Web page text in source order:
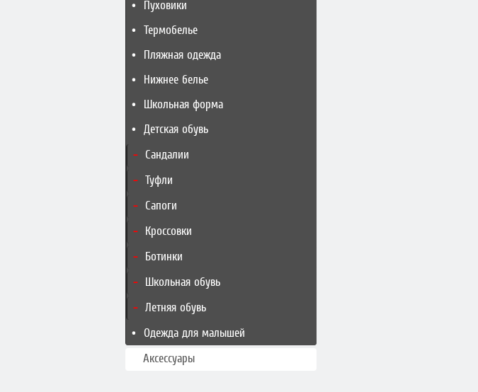
Пуховики
Термобелье
Пляжная одежда
Нижнее белье
Школьная форма
Детская обувь
Сандалии
Туфли
Сапоги
Кроссовки
Ботинки
Школьная обувь
Летняя обувь
Одежда для малышей
Аксессуары